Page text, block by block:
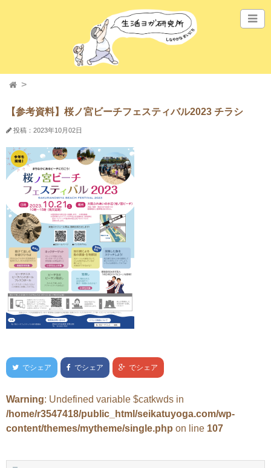
【参考資料】桜ノ宮ビーチフェスティバル2023 チラシ
投稿：2023年10月02日
でシェア でシェア でシェア
Warning: Undefined variable $catkwds in
/home/r3547418/public_html/seikatuyoga.com/wp-
content/themes/mytheme/single.php on line 107